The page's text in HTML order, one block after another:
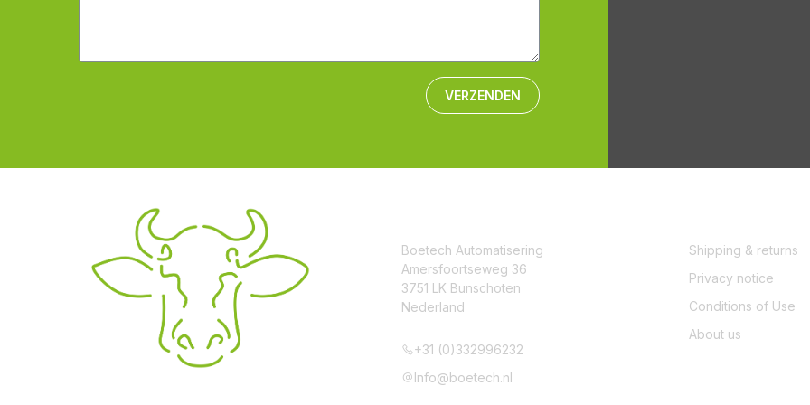
VERZENDEN
Boetech Automatisering
Amersfoortseweg 36
3751 LK Bunschoten
Nederland
+31 (0)332996232
Info@boetech.nl
Shipping & returns
Privacy notice
Conditions of Use
About us